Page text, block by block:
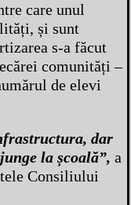
care unul
și sunt
s-a făcut
comunități –
de elevi
dar
la școală”, a
Consiliului